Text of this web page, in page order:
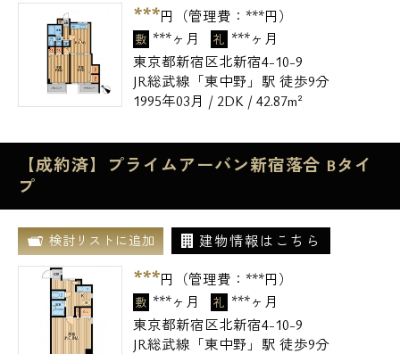
***円（管理費： ***円）
敷 ***ヶ月 礼 ***ヶ月
東京都新宿区北新宿4-10-9
JR総武線「東中野」駅 徒歩9分
1995年03月 / 2DK / 42.87m²
【成約済】プライムアーバン新宿落合 Bタイ
プ
検討リストに追加 建物情報はこちら
***円（管理費： ***円）
敷 ***ヶ月 礼 ***ヶ月
東京都新宿区北新宿4-10-9
JR総武線「東中野」駅 徒歩9分